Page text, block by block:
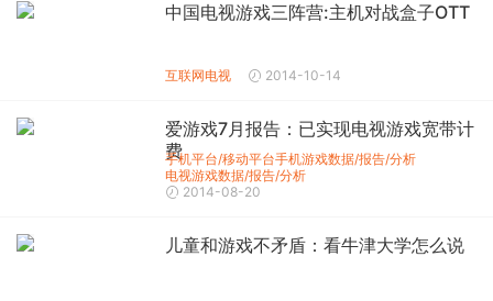
中国电视游戏三阵营:主机对战盒子OTT
互联网电视 2014-10-14
爱游戏7月报告：已实现电视游戏宽带计
费
手机平台/移动平台手机游戏数据/报告/分析
电视游戏数据/报告/分析
2014-08-20
儿童和游戏不矛盾：看牛津大学怎么说